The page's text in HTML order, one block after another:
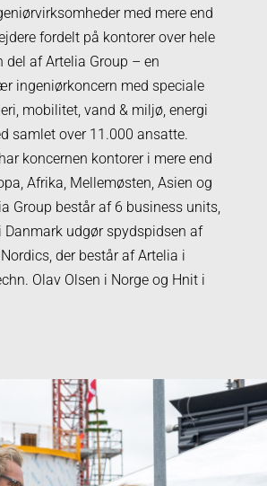
med mere end
fordelt på kontorer over hele
del af Artelia Group – en
ingeniørkoncern med speciale
mobilitet, vand & miljø, energi
samlet over 11.000 ansatte.
koncernen kontorer i mere end
Afrika, Mellemøsten, Asien og
Group består af 6 business units,
Danmark udgør spydspidsen af
der består af Artelia i
Olav Olsen i Norge og Hnit i